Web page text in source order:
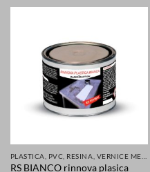
RS BIANCO rinnova plasica